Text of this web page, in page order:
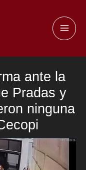
ante la
Pradas y
ninguna